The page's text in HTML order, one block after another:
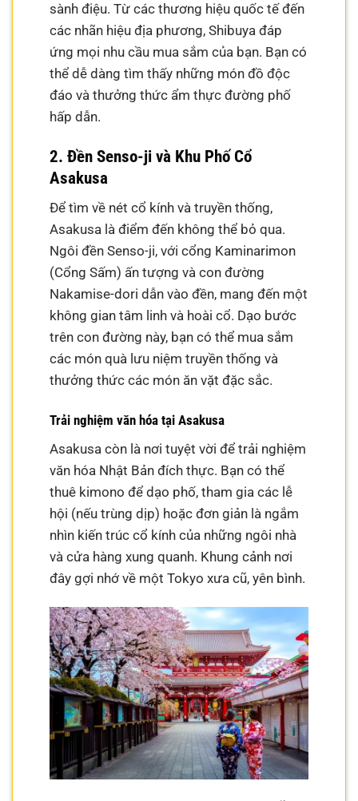
sành điệu. Từ các thương hiệu quốc tế đến
các nhãn hiệu địa phương, Shibuya đáp
ứng mọi nhu cầu mua sắm của bạn. Bạn có
thể dễ dàng tìm thấy những món đồ độc
đáo và thưởng thức ẩm thực đường phố
hấp dẫn.
2. Đền Senso-ji và Khu Phố Cổ
Asakusa
Để tìm về nét cổ kính và truyền thống,
Asakusa là điểm đến không thể bỏ qua.
Ngôi đền Senso-ji, với cổng Kaminarimon
(Cổng Sấm) ấn tượng và con đường
Nakamise-dori dẫn vào đền, mang đến một
không gian tâm linh và hoài cổ. Dạo bước
trên con đường này, bạn có thể mua sắm
các món quà lưu niệm truyền thống và
thưởng thức các món ăn vặt đặc sắc.
Trải nghiệm văn hóa tại Asakusa
Asakusa còn là nơi tuyệt vời để trải nghiệm
văn hóa Nhật Bản đích thực. Bạn có thể
thuê kimono để dạo phố, tham gia các lễ
hội (nếu trùng dịp) hoặc đơn giản là ngắm
nhìn kiến trúc cổ kính của những ngôi nhà
và cửa hàng xung quanh. Khung cảnh nơi
đây gợi nhớ về một Tokyo xưa cũ, yên bình.